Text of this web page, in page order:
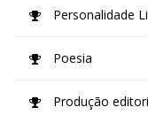
Personalidade
Poesia
Produção